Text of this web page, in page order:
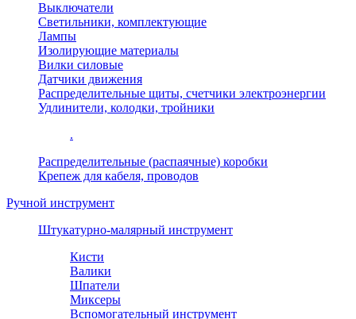
Выключатели
Светильники, комплектующие
Лампы
Изолирующие материалы
Вилки силовые
Датчики движения
Распределительные щиты, счетчики электроэнергии
Удлинители, колодки, тройники
.
Распределительные (распаячные) коробки
Крепеж для кабеля, проводов
Ручной инструмент
Штукатурно-малярный инструмент
Кисти
Валики
Шпатели
Миксеры
Вспомогательный инструмент